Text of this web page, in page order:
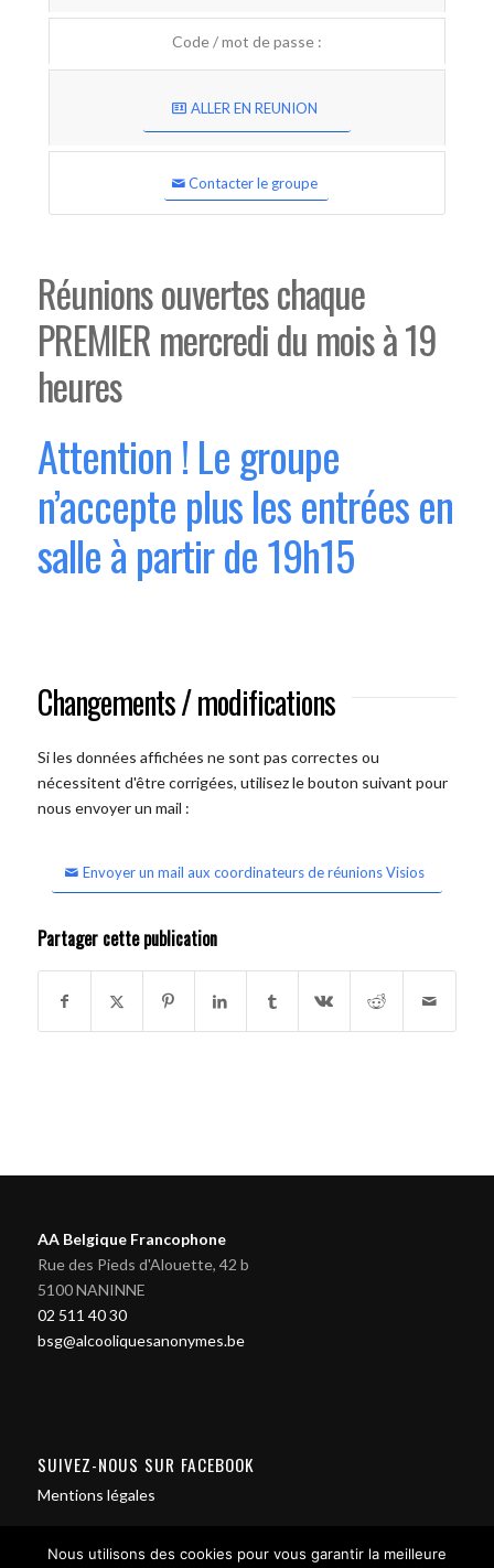
Code / mot de passe :
ALLER EN REUNION
Contacter le groupe
Réunions ouvertes chaque
PREMIER mercredi du mois à 19
heures
Attention ! Le groupe
n’accepte plus les entrées en
salle à partir de 19h15
Changements / modifications
Si les données affichées ne sont pas correctes ou
nécessitent d'être corrigées, utilisez le bouton suivant pour
nous envoyer un mail :
Envoyer un mail aux coordinateurs de réunions Visios
Partager cette publication
AA Belgique Francophone
Rue des Pieds d'Alouette, 42 b
5100 NANINNE
02 511 40 30
bsg@alcooliquesanonymes.be
SUIVEZ-NOUS SUR FACEBOOK
Mentions légales
Nous utilisons des cookies pour vous garantir la meilleure